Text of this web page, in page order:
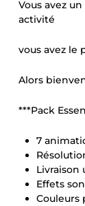
Vous avez
activité
vous avez le
Alors
***Pack
7
Livraison
Effets
Couleurs